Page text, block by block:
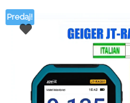
GEIGEROV PULT SO
SONDOU NA
PALACINKY.
Predaj!